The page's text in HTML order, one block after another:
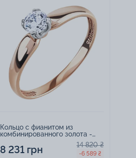
Кольцо с фианитом из
комбинированного золота -
8 231 грн 14 820 ₴
-6 589 ₴